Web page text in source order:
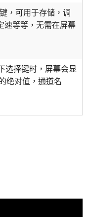
，可用于存储，调
速等等，无需在屏幕
选择键时，屏幕会显
绝对值，通道名